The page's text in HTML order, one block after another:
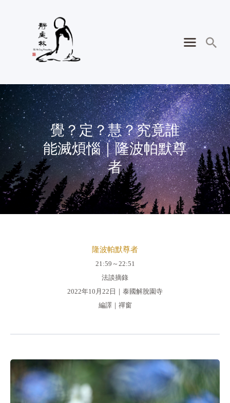
覺？定？慧？究竟誰
能滅煩惱｜隆波帕默尊
者
隆波帕默尊者
21:59～22:51
法談摘錄
2022年10月22日｜泰國解脫園寺
編譯｜禪窗